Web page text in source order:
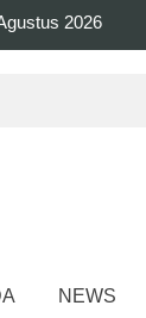
2026
NEWS